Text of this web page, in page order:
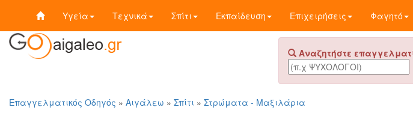
Υγεία Τεχνικά Σπίτι Εκπαίδευση Επιχειρήσεις Φαγητό
Αναζητήστε
Επαγγελματικός Οδηγός » Αιγάλεω » Σπίτι » Στρώματα - Μαξιλάρια